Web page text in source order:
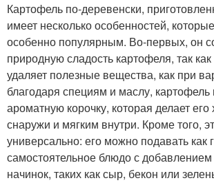
Картофель по-деревенски,
имеет несколько особенностей,
особенно популярным. Во-первых, он
природную сладость картофеля, так
удаляет полезные вещества, как при
благодаря специям и маслу, картофель
ароматную корочку, которая делает
снаружи и мягким внутри. Кроме того,
универсально: его можно подавать как
самостоятельное блюдо с
начинок, таких как сыр, бекон или